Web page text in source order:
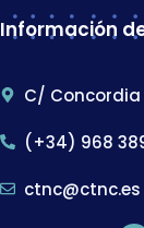
Información
C/ Concordia
(+34) 968 389
ctnc@ctnc.es